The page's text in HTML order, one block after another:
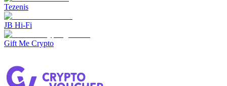
Tezenis
JB Hi-Fi
Gift Me Crypto